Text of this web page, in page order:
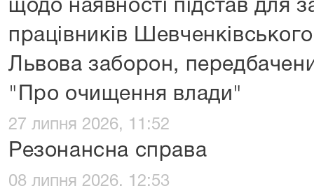
щодо наявності підстав для
працівників
Львова заборон,
"Про очищення влади"
27 липня 2026, 11:52
Резонансна справа
08 липня 2026, 12:53